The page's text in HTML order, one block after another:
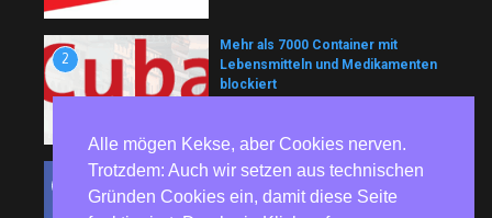
2
Mehr als 7000 Container mit
Lebensmitteln und Medikamenten
blockiert
81 Jahre nach Hiroshima und
Nagasaki – Bundesweite
Alle mögen Kekse, aber Cookies nerven.
Trotzdem: Auch wir setzen aus technischen
Gründen Cookies ein, damit diese Seite